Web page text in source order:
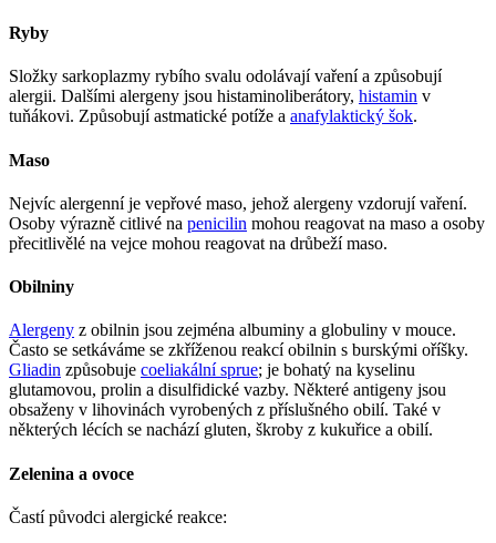
Ryby
Složky sarkoplazmy rybího svalu odolávají vaření a způsobují
alergii. Dalšími alergeny jsou histaminoliberátory, histamin v
tuňákovi. Způsobují astmatické potíže a anafylaktický šok.
Maso
Nejvíc alergenní je vepřové maso, jehož alergeny vzdorují vaření.
Osoby výrazně citlivé na penicilin mohou reagovat na maso a osoby
přecitlivělé na vejce mohou reagovat na drůbeží maso.
Obilniny
Alergeny z obilnin jsou zejména albuminy a globuliny v mouce.
Často se setkáváme se zkříženou reakcí obilnin s burskými oříšky.
Gliadin způsobuje coeliakální sprue; je bohatý na kyselinu
glutamovou, prolin a disulfidické vazby. Některé antigeny jsou
obsaženy v lihovinách vyrobených z příslušného obilí. Také v
některých lécích se nachází gluten, škroby z kukuřice a obilí.
Zelenina a ovoce
Častí původci alergické reakce: